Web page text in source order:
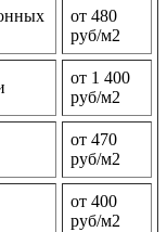
от 480
руб/м2
от 1 400
руб/м2
от 470
руб/м2
от 400
руб/м2